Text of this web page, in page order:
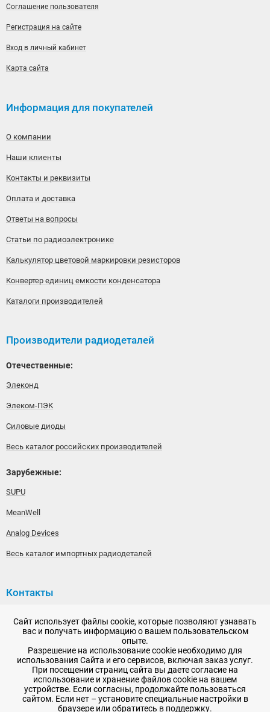
Соглашение пользователя
Регистрация на сайте
Вход в личный кабинет
Карта сайта
Информация для покупателей
О компании
Наши клиенты
Контакты и реквизиты
Оплата и доставка
Ответы на вопросы
Статьи по радиоэлектронике
Калькулятор цветовой маркировки резисторов
Конвертер единиц емкости конденсатора
Каталоги производителей
Производители радиодеталей
Отечественные:
Элеконд
Элеком-ПЭК
Силовые диоды
Весь каталог российских производителей
Зарубежные:
SUPU
MeanWell
Analog Devices
Весь каталог импортных радиодеталей
Контакты
192148, г. Санкт-Петербург, Железнодорожный проспект,
дом 36
+7 (812) 565-06-52
Время работы: пн-пт, 10:00 - 18:00
E-mail:sale@radioelementy.ru
Сайт использует файлы cookie, которые позволяют узнавать
вас и получать информацию о вашем пользовательском
опыте.
Разрешение на использование cookie необходимо для
использования Сайта и его сервисов, включая заказ услуг.
При посещении страниц сайта вы даете согласие на
использование и хранение файлов cookie на вашем
устройстве. Если согласны, продолжайте пользоваться
сайтом. Если нет – установите специальные настройки в
браузере или обратитесь в поддержку.